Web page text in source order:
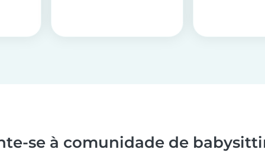
se à comunidade de